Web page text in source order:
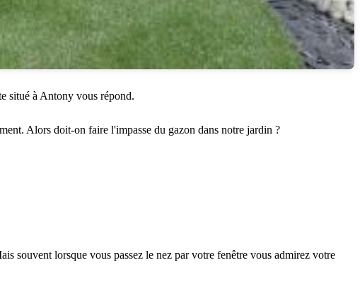
situé à Antony vous répond.
Alors doit-on faire l'impasse du gazon dans notre jardin ?
souvent lorsque vous passez le nez par votre fenêtre vous admirez votre